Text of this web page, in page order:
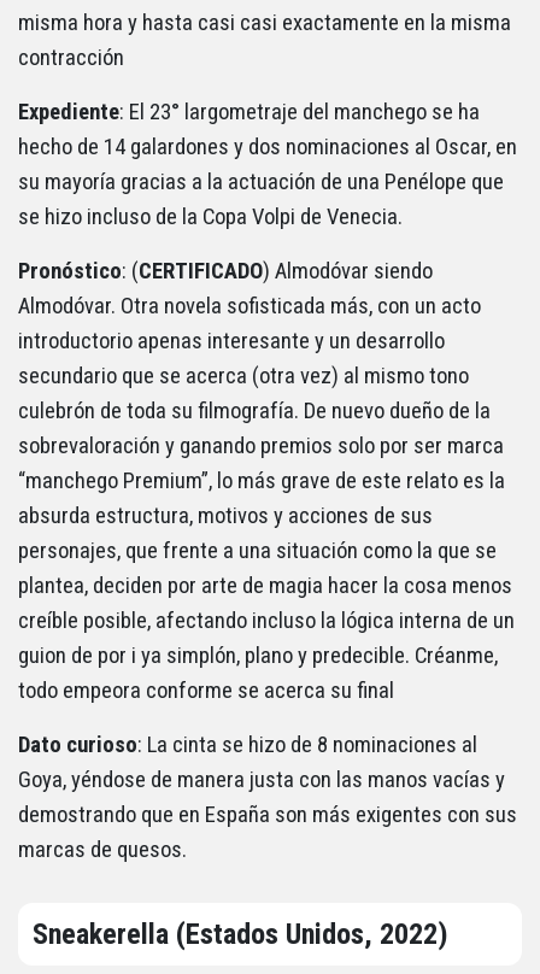
misma hora y hasta casi casi exactamente en la misma
contracción
Expediente: El 23° largometraje del manchego se ha
hecho de 14 galardones y dos nominaciones al Oscar, en
su mayoría gracias a la actuación de una Penélope que
se hizo incluso de la Copa Volpi de Venecia.
Pronóstico: (CERTIFICADO) Almodóvar siendo
Almodóvar. Otra novela sofisticada más, con un acto
introductorio apenas interesante y un desarrollo
secundario que se acerca (otra vez) al mismo tono
culebrón de toda su filmografía. De nuevo dueño de la
sobrevaloración y ganando premios solo por ser marca
“manchego Premium”, lo más grave de este relato es la
absurda estructura, motivos y acciones de sus
personajes, que frente a una situación como la que se
plantea, deciden por arte de magia hacer la cosa menos
creíble posible, afectando incluso la lógica interna de un
guion de por i ya simplón, plano y predecible. Créanme,
todo empeora conforme se acerca su final
Dato curioso: La cinta se hizo de 8 nominaciones al
Goya, yéndose de manera justa con las manos vacías y
demostrando que en España son más exigentes con sus
marcas de quesos.
Sneakerella (Estados Unidos, 2022)